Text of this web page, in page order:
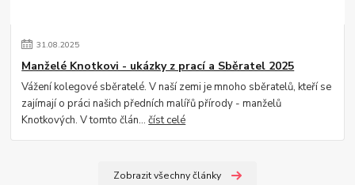
31.08.2025
Manželé Knotkovi - ukázky z prací a Sběratel 2025
Vážení kolegové sběratelé. V naší zemi je mnoho sběratelů, kteří se
zajímají o práci našich předních malířů přírody - manželů
Knotkových. V tomto člán...číst celé
Zobrazit všechny články